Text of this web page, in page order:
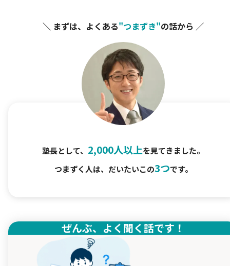
＼ まずは、よくある"つまずき"の話から ／
塾長として、 2,000人以上を見てきました。
つまずく人は、だいたいこの3つです。
ぜんぶ、よく聞く話です！